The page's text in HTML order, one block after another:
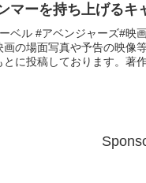
マーを持ち上げる
ベル #アベンジャーズ#映
画の場面写真や予告の映像
とに投稿しております。著